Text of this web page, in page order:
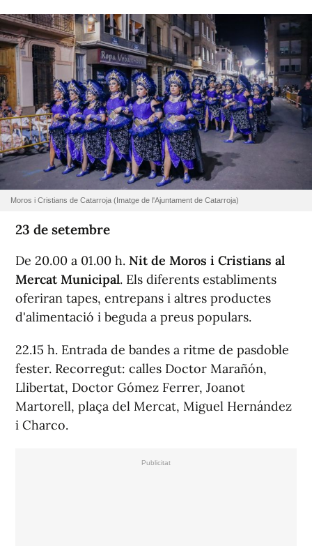
Moros i Cristians de Catarroja (Imatge de l'Ajuntament de Catarroja)
23 de setembre
De 20.00 a 01.00 h. Nit de Moros i Cristians al
Mercat Municipal. Els diferents establiments
oferiran tapes, entrepans i altres productes
d'alimentació i beguda a preus populars.
22.15 h. Entrada de bandes a ritme de pasdoble
fester. Recorregut: calles Doctor Marañón,
Llibertat, Doctor Gómez Ferrer, Joanot
Martorell, plaça del Mercat, Miguel Hernández
i Charco.